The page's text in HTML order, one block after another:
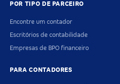
POR TIPO DE PARCEIRO
Encontre um contador
Escritórios de contabilidade
Empresas de BPO financeiro
PARA CONTADORES